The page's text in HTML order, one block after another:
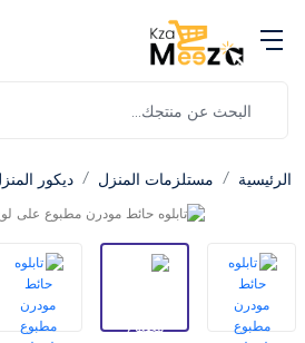
الرئيسية مستلزمات المنزل ديكور